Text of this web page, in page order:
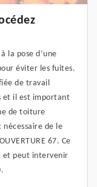
la pose d’une
éviter les fuites.
de travail
et il est important
de toiture
nécessaire de le
67. Ce
et peut intervenir